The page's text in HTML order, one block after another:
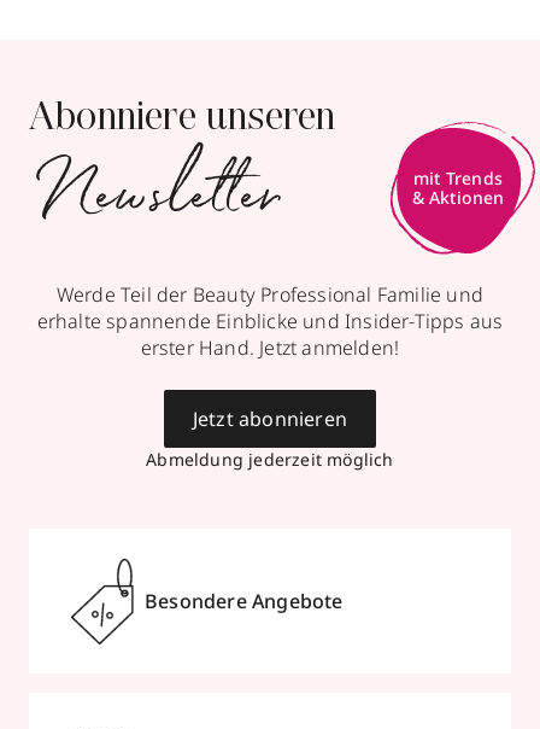
Abonniere unseren
Newsletter
mit Trends
& Aktionen
Werde Teil der Beauty Professional Familie und
erhalte spannende Einblicke und Insider-Tipps aus
erster Hand. Jetzt anmelden!
Abmeldung jederzeit möglich
Jetzt abonnieren
Besondere Angebote